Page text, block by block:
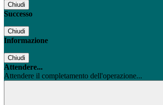
Chiudi
Successo
Chiudi
Informazione
Chiudi
Attendere...
Attendere il completamento dell'operazione...